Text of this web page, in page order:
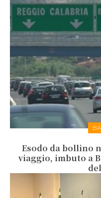
Esodo da bollino
viaggio, imbuto a